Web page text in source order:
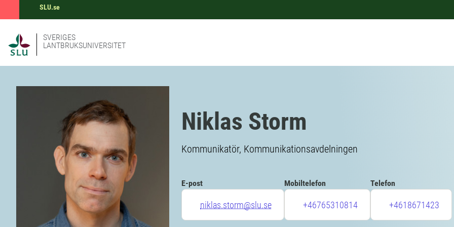
SLU.se
SVERIGES
LANTBRUKSUNIVERSITET
Niklas Storm
Kommunikatör, Kommunikationsavdelningen
E-post
niklas.storm@slu.se
Mobiltelefon
+46765310814
Telefon
+4618671423